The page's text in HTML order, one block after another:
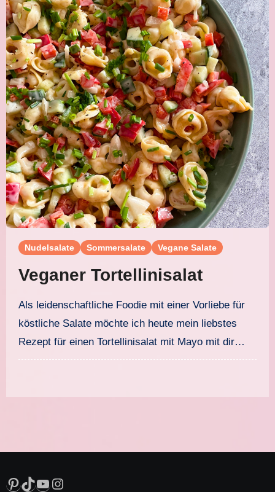
Nudelsalate Sommersalate Vegane Salate
Veganer Tortellinisalat
Als leidenschaftliche Foodie mit einer Vorliebe für
köstliche Salate möchte ich heute mein liebstes
Rezept für einen Tortellinisalat mit Mayo mit dir…
Pinterest
TikTok
YouTube
Instagram